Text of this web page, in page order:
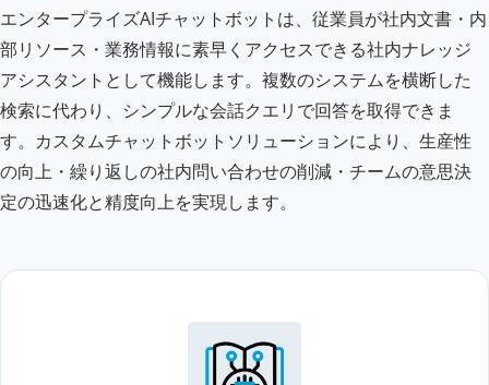
エンタープライズAIチャットボットは、従業員が社内文書・内
部リソース・業務情報に素早くアクセスできる社内ナレッジ
アシスタントとして機能します。複数のシステムを横断した
検索に代わり、シンプルな会話クエリで回答を取得できま
す。カスタムチャットボットソリューションにより、生産性
の向上・繰り返しの社内問い合わせの削減・チームの意思決
定の迅速化と精度向上を実現します。